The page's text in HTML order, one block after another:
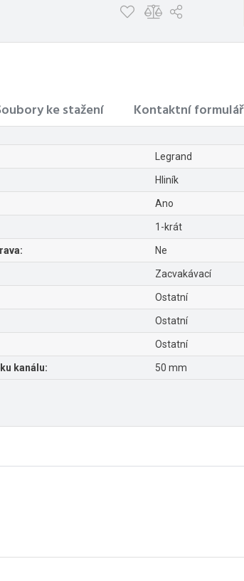
ke stažení Kontaktní formulář
Legrand
Hliník
Ano
1-krát
Ne
Zacvakávací
Ostatní
Ostatní
Ostatní
kanálu: 50 mm